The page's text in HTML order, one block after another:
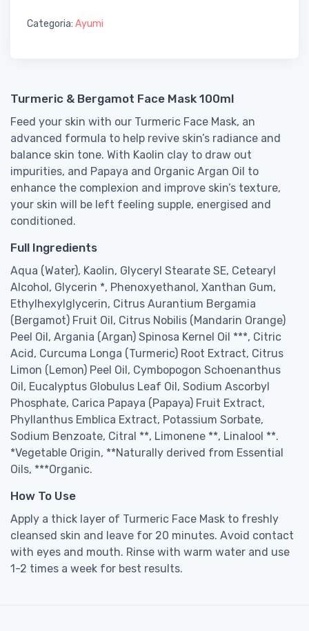
Categoria: Ayumi
Turmeric & Bergamot Face Mask 100ml
Feed your skin with our Turmeric Face Mask, an
advanced formula to help revive skin’s radiance and
balance skin tone. With Kaolin clay to draw out
impurities, and Papaya and Organic Argan Oil to
enhance the complexion and improve skin’s texture,
your skin will be left feeling supple, energised and
conditioned.
Full Ingredients
Aqua (Water), Kaolin, Glyceryl Stearate SE, Cetearyl
Alcohol, Glycerin *, Phenoxyethanol, Xanthan Gum,
Ethylhexylglycerin, Citrus Aurantium Bergamia
(Bergamot) Fruit Oil, Citrus Nobilis (Mandarin Orange)
Peel Oil, Argania (Argan) Spinosa Kernel Oil ***, Citric
Acid, Curcuma Longa (Turmeric) Root Extract, Citrus
Limon (Lemon) Peel Oil, Cymbopogon Schoenanthus
Oil, Eucalyptus Globulus Leaf Oil, Sodium Ascorbyl
Phosphate, Carica Papaya (Papaya) Fruit Extract,
Phyllanthus Emblica Extract, Potassium Sorbate,
Sodium Benzoate, Citral **, Limonene **, Linalool **.
*Vegetable Origin, **Naturally derived from Essential
Oils, ***Organic.
How To Use
Apply a thick layer of Turmeric Face Mask to freshly
cleansed skin and leave for 20 minutes. Avoid contact
with eyes and mouth. Rinse with warm water and use
1-2 times a week for best results.